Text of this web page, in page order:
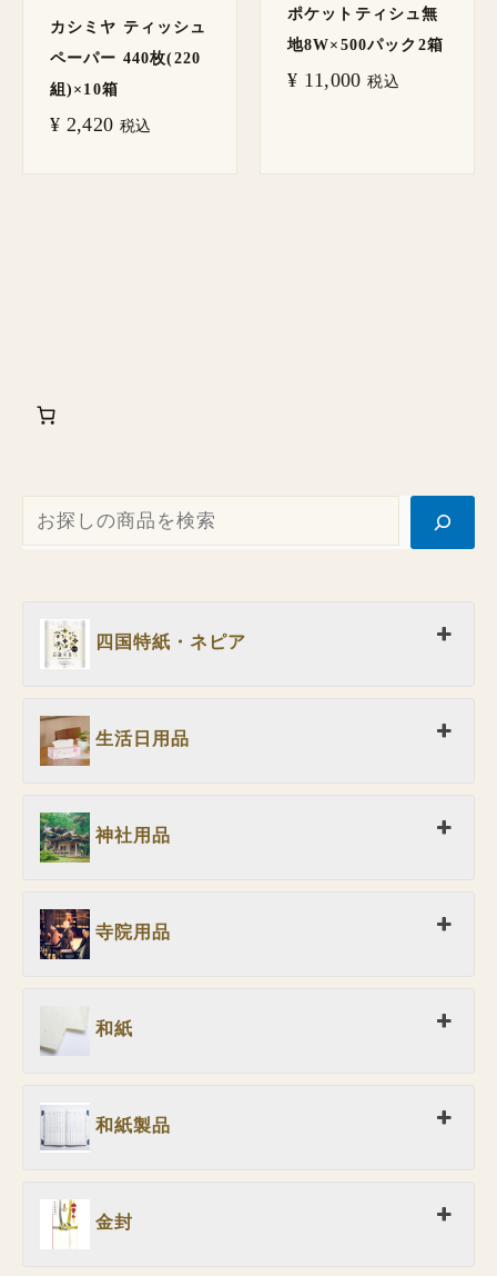
四国特紙・ネピア
生活日用品
神社用品
寺院用品
和紙
和紙製品
金封
カシミヤ ティッシュ
ペーパー 440枚(220
組)×10箱
¥ 2,420 税込
ポケットティシュ無
地8W×500パック2箱
¥ 11,000 税込